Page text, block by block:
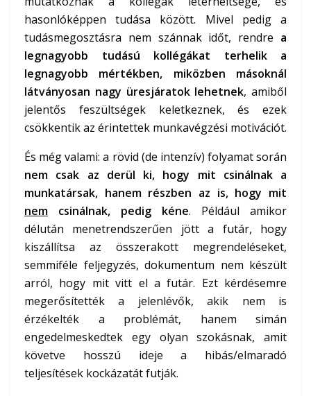
hasonlóképpen tudása között. Mivel pedig a
tudásmegosztásra nem szánnak időt, rendre a
legnagyobb tudású kollégákat terhelik a
legnagyobb mértékben, miközben másoknál
látványosan nagy üresjáratok lehetnek, amiből
jelentős feszültségek keletkeznek, és ezek
csökkentik az érintettek munkavégzési motivációt.
És még valami: a rövid (de intenzív) folyamat során
nem csak az derül ki, hogy mit csinálnak a
munkatársak, hanem részben az is, hogy mit
nem csinálnak, pedig kéne. Például amikor
délután menetrendszerűen jött a futár, hogy
kiszállítsa az összerakott megrendeléseket,
semmiféle feljegyzés, dokumentum nem készült
arról, hogy mit vitt el a futár. Ezt kérdésemre
megerősítették a jelenlévők, akik nem is
érzékelték a problémát, hanem simán
engedelmeskedtek egy olyan szokásnak, amit
követve hosszú ideje a hibás/elmaradó
teljesítések kockázatát futják.